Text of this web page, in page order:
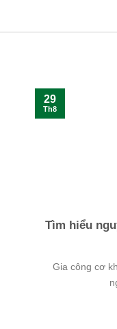
Tìm hiểu
Gia công cơ
29
Th8